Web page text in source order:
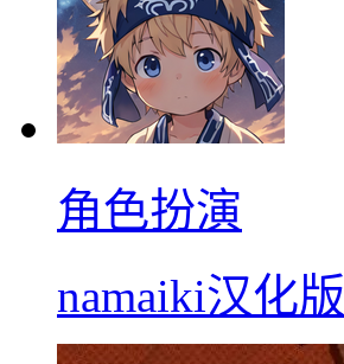
角色扮演
namaiki汉化版